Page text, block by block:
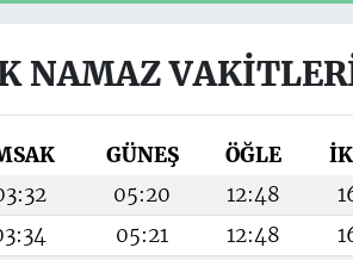
NAMAZ
GÜNEŞ ÖĞLE
05:20 12:48
05:21 12:48